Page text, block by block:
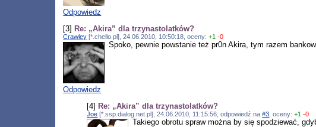
Odpowiedz
[3] Re: „Akira” dla trzynastolatków?
Crawley [*.chello.pl], 24.06.2010, 10:50:18, oceny:+1 -0
Spoko, pewnie powstanie też pr0n Akira, tym razem
Odpowiedz
[4] Re: „Akira” dla trzynastolatków?
Joe [*.ssp.dialog.net.pl], 24.06.2010, 11:15:56, odpowiedź na#3 , oceny:+1 -0
Takiego obrotu spraw można by się spodziewać,